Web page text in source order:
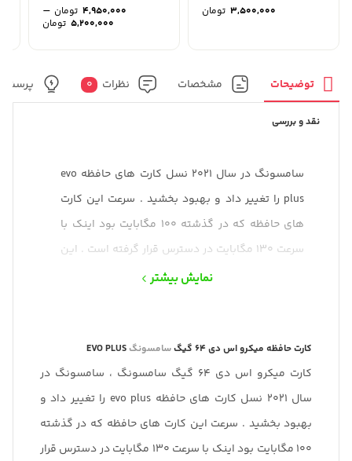
3,500,000 تومان 4,950,000 تومان –
5,200,000 تومان
توضیحات مشخصات نظرات 0 پرسش
نقد و بررسی
سامسونگ در سال 2021 نسل کارت های حافظه evo
plus را تغییر داد و بهبود بخشید . سرعت این کارت
های حافظه که در گذشته 100 مگابایت بود اینک با
سرعت 130 مگابایت در دسترس قرار گرفته است . این
نوع کارت حافظه از سامسونگ با استاندارد سرعتی
باشد .
نمایش بیشتر
کارت حافظه میکرو اس دی 64 گیگ سامسونگ
کارت میکرو اس دی 64 گیگ سامسونگ ، سامسونگ در
سال 2021 نسل کارت های حافظه evo plus را تغییر داد و
بهبود بخشید . سرعت این کارت های حافظه که در گذشته
100 مگابایت بود اینک با سرعت 130 مگابایت در دسترس قرار